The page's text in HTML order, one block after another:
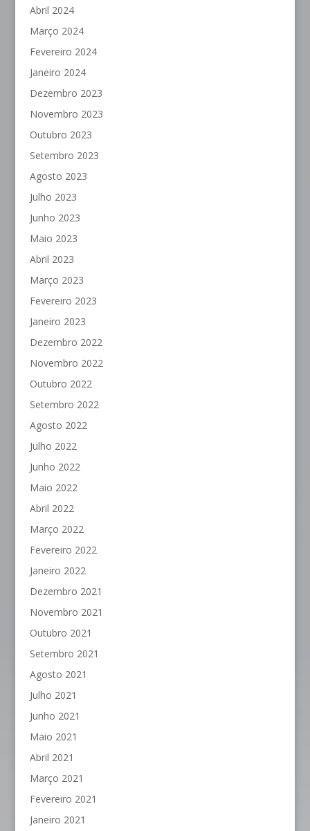
Abril 2024
Março 2024
Fevereiro 2024
Janeiro 2024
Dezembro 2023
Novembro 2023
Outubro 2023
Setembro 2023
Agosto 2023
Julho 2023
Junho 2023
Maio 2023
Abril 2023
Março 2023
Fevereiro 2023
Janeiro 2023
Dezembro 2022
Novembro 2022
Outubro 2022
Setembro 2022
Agosto 2022
Julho 2022
Junho 2022
Maio 2022
Abril 2022
Março 2022
Fevereiro 2022
Janeiro 2022
Dezembro 2021
Novembro 2021
Outubro 2021
Setembro 2021
Agosto 2021
Julho 2021
Junho 2021
Maio 2021
Abril 2021
Março 2021
Fevereiro 2021
Janeiro 2021